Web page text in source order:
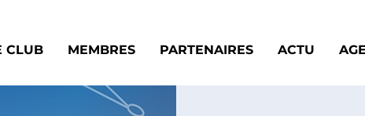
CLUB MEMBRES PARTENAIRES ACTU